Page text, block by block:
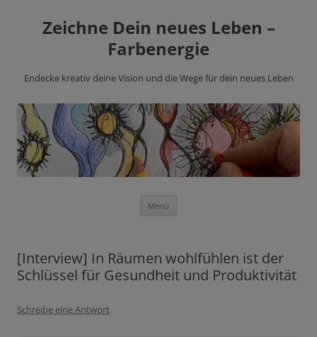
Zeichne Dein neues Leben –
Farbenergie
Endecke kreativ deine Vision und die Wege für dein neues Leben
Menü
[Interview] In Räumen wohlfühlen ist der
Schlüssel für Gesundheit und Produktivität
Schreibe eine Antwort